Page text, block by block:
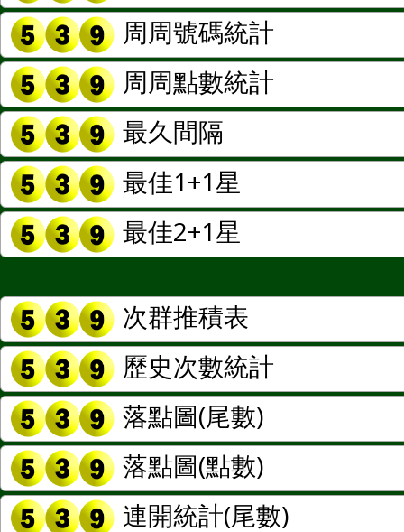
周周號碼統計
周周點數統計
最久間隔
最佳1+1星
最佳2+1星
次群推積表
歷史次數統計
落點圖(尾數)
落點圖(點數)
連開統計(尾數)